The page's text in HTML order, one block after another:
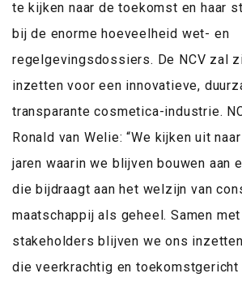
te kijken naar de toekomst en haar
bij de enorme hoeveelheid wet- en
regelgevingsdossiers. De NCV zal
inzetten voor een innovatieve,
transparante cosmetica-industrie.
Ronald van Welie: “We kijken uit
jaren waarin we blijven bouwen aan
die bijdraagt aan het welzijn van
maatschappij als geheel. Samen
stakeholders blijven we ons
die veerkrachtig en toekomstgericht